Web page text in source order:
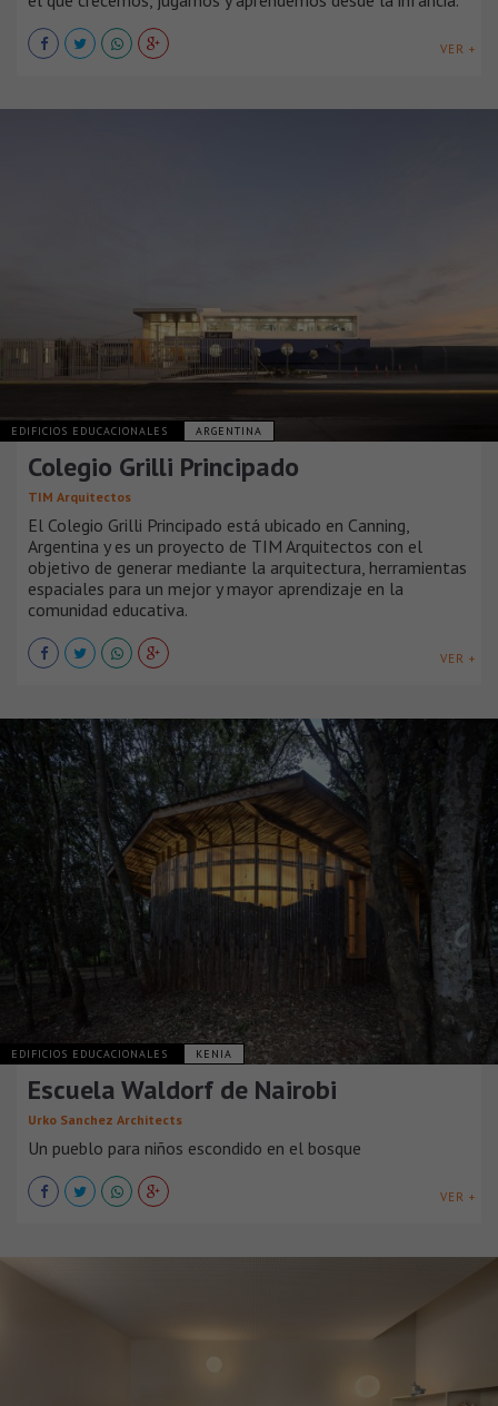
VER +
EDIFICIOS EDUCACIONALES ARGENTINA
Colegio Grilli Principado
TIM Arquitectos
El Colegio Grilli Principado está ubicado en Canning,
Argentina y es un proyecto de TIM Arquitectos con el
objetivo de generar mediante la arquitectura, herramientas
espaciales para un mejor y mayor aprendizaje en la
comunidad educativa.
VER +
EDIFICIOS EDUCACIONALES KENIA
Escuela Waldorf de Nairobi
Urko Sanchez Architects
Un pueblo para niños escondido en el bosque
VER +